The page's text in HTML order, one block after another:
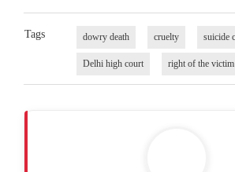
Tags dowry death cruelty suicide
Delhi high court right of the victim